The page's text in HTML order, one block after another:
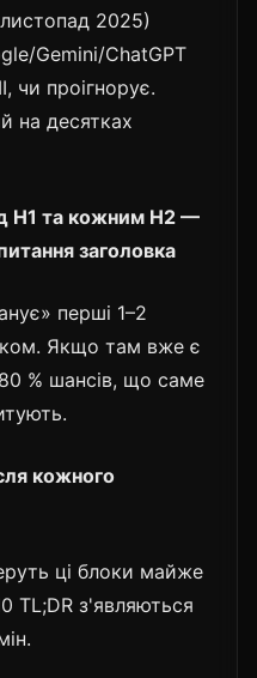
2025)
Gemini/ChatGPT
чи проігнорує.
на десятках
H1 та кожним H2 —
заголовка
перші 1–2
Якщо там вже є
% шансів, що саме
кожного
ці блоки майже
TL;DR з'являються